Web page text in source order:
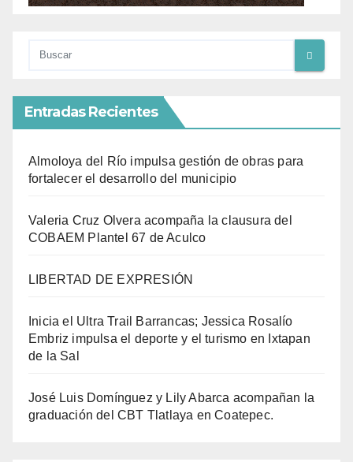
Entradas Recientes
Almoloya del Río impulsa gestión de obras para
fortalecer el desarrollo del municipio
Valeria Cruz Olvera acompaña la clausura del
COBAEM Plantel 67 de Aculco
LIBERTAD DE EXPRESIÓN
Inicia el Ultra Trail Barrancas; Jessica Rosalío
Embriz impulsa el deporte y el turismo en Ixtapan
de la Sal
José Luis Domínguez y Lily Abarca acompañan la
graduación del CBT Tlatlaya en Coatepec.